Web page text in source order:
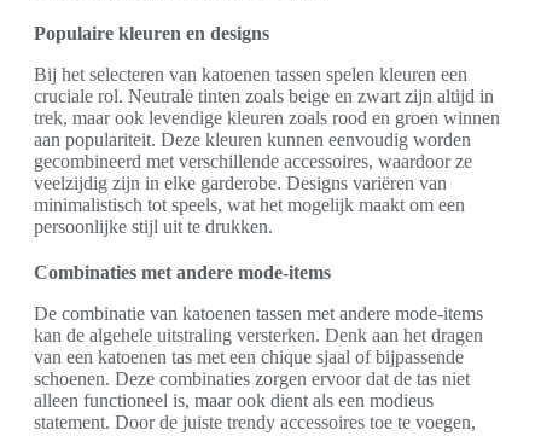
Populaire kleuren en designs
Bij het selecteren van katoenen tassen spelen kleuren een
cruciale rol. Neutrale tinten zoals beige en zwart zijn altijd in
trek, maar ook levendige kleuren zoals rood en groen winnen
aan populariteit. Deze kleuren kunnen eenvoudig worden
gecombineerd met verschillende accessoires, waardoor ze
veelzijdig zijn in elke garderobe. Designs variëren van
minimalistisch tot speels, wat het mogelijk maakt om een
persoonlijke stijl uit te drukken.
Combinaties met andere mode-items
De combinatie van katoenen tassen met andere mode-items
kan de algehele uitstraling versterken. Denk aan het dragen
van een katoenen tas met een chique sjaal of bijpassende
schoenen. Deze combinaties zorgen ervoor dat de tas niet
alleen functioneel is, maar ook dient als een modieus
statement. Door de juiste trendy accessoires toe te voegen,